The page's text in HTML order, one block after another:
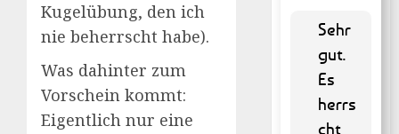
Kugelübung, den ich
nie beherrscht habe).
Was dahinter zum
Vorschein kommt:
Eigentlich nur eine
Sehr
gut.
Es
herrs
cht